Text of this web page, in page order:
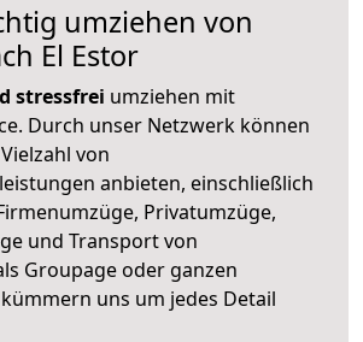
umziehen von
El Estor
stressfrei umziehen mit
Durch unser Netzwerk können
von
anbieten, einschließlich
Privatumzüge,
und Transport von
Groupage oder ganzen
uns um jedes Detail